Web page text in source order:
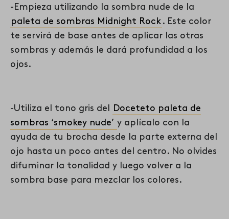
-Empieza utilizando la sombra nude de la
paleta de sombras Midnight Rock . Este color
te servirá de base antes de aplicar las otras
sombras y además le dará profundidad a los
ojos.
-Utiliza el tono gris del Doceteto paleta de
sombras ‘smokey nude’ y aplícalo con la
ayuda de tu brocha desde la parte externa del
ojo hasta un poco antes del centro. No olvides
difuminar la tonalidad y luego volver a la
sombra base para mezclar los colores.